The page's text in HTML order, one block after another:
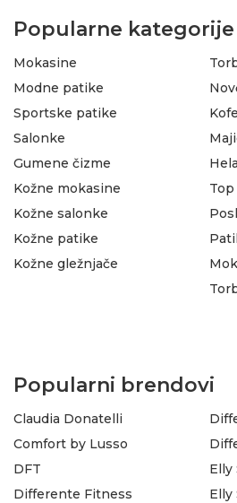
Popularne kategorije
Mokasine
Modne patike
Sportske patike
Salonke
Gumene čizme
Kožne mokasine
Kožne salonke
Kožne patike
Kožne gležnjače
Popularni brendovi
Claudia Donatelli
Comfort by Lusso
DFT
Differente Fitness
Elly
Elly